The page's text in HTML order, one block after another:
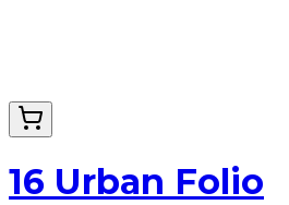
16 Urban Folio